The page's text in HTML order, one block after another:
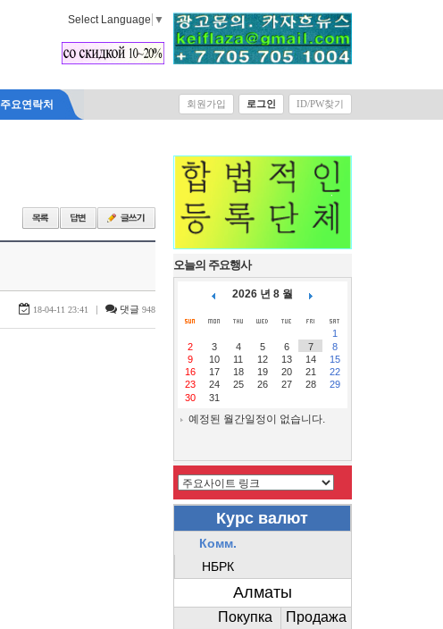
Select Language ▼
주요연락처 회원가입 로그인 ID/PW찾기
18-04-11 23:41 | 댓글 948
오늘의 주요행사
2026 년 8 월
1
2
3 4 5 6 7
8
9
10 11 12 13 14
15
16
17 18 19 20 21
22
23
24 25 26 27 28
29
30
31
예정된 월간일정이 없습니다.